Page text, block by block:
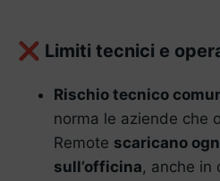
❌ Limiti tecnici e
Rischio tecnico
norma le aziende che
Remote scaricano
sull’officina, anche in